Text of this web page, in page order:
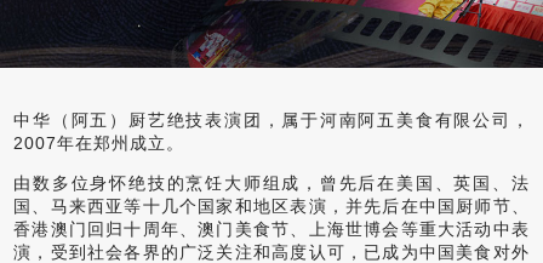
中华（阿五）厨艺绝技表演团，属于河南阿五美食有限公司，
2007年在郑州成立。
由数多位身怀绝技的烹饪大师组成，曾先后在美国、英国、法
国、马来西亚等十几个国家和地区表演，并先后在中国厨师节、
香港澳门回归十周年、澳门美食节、上海世博会等重大活动中表
演，受到社会各界的广泛关注和高度认可，已成为中国美食对外